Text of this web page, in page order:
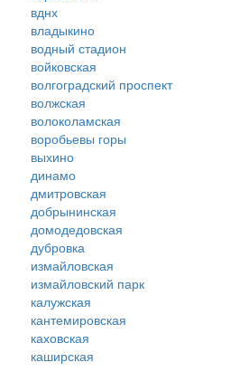
вднх
владыкино
водный стадион
войковская
волгоградский проспект
волжская
волоколамская
воробьевы горы
выхино
динамо
дмитровская
добрынинская
домодедовская
дубровка
измайловская
измайловский парк
калужская
кантемировская
каховская
каширская